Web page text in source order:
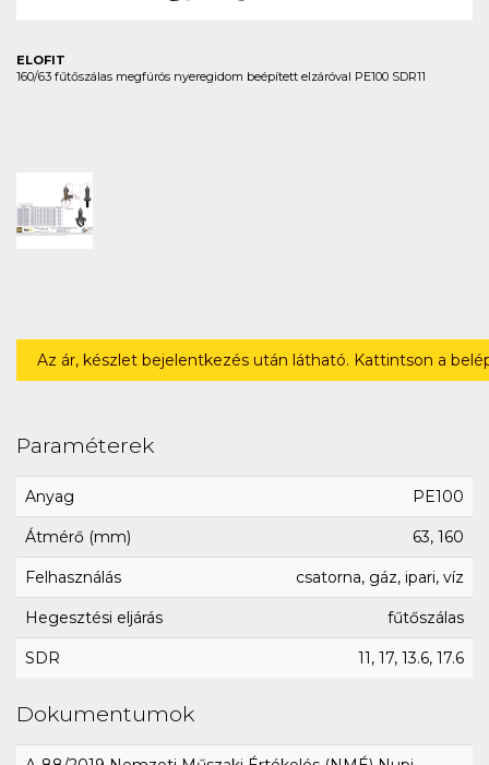
ELOFIT
160/63 fűtőszálas megfúrós nyeregidom beépített elzáróval PE100 SDR11
Az ár, készlet bejelentkezés után látható. Kattintson a
Paraméterek
Anyag PE100
Átmérő (mm) 63, 160
Felhasználás csatorna, gáz, ipari, víz
Hegesztési eljárás fűtőszálas
SDR 11, 17, 13.6, 17.6
Dokumentumok